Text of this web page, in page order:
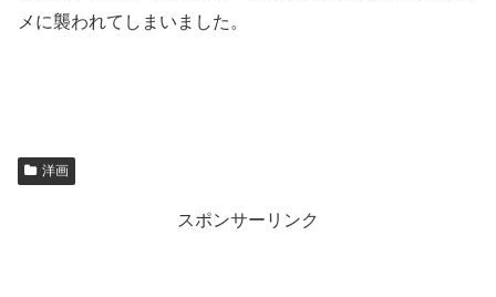
メに襲われてしまいました。
洋画
スポンサーリンク